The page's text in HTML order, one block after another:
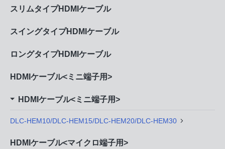
スリムタイプHDMIケーブル
スイングタイプHDMIケーブル
ロングタイプHDMIケーブル
HDMIケーブル<ミニ端子用>
HDMIケーブル<ミニ端子用>
DLC-HEM10/DLC-HEM15/DLC-HEM20/DLC-HEM30
HDMIケーブル<マイクロ端子用>